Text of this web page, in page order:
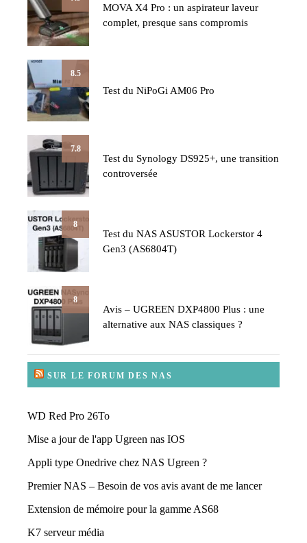
MOVA X4 Pro : un aspirateur laveur
complet, presque sans compromis
8.5
Test du NiPoGi AM06 Pro
7.8
Test du Synology DS925+, une transition
controversée
8
Test du NAS ASUSTOR Lockerstor 4
Gen3 (AS6804T)
8
Avis – UGREEN DXP4800 Plus : une
alternative aux NAS classiques ?
SUR LE FORUM DES NAS
WD Red Pro 26To
Mise a jour de l'app Ugreen nas IOS
Appli type Onedrive chez NAS Ugreen ?
Premier NAS – Besoin de vos avis avant de me lancer
Extension de mémoire pour la gamme AS68
K7 serveur média